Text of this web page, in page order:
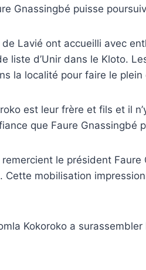
Gnassingbé puisse
Lavié ont accueilli avec
liste d’Unir dans le Kloto.
la localité pour faire le plein
est leur frère et fils et il
que Faure Gnassingbé
le président
Cette mobilisation
Kokoroko a